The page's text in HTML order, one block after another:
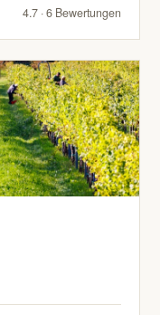
4.7 · 6 Bewertungen